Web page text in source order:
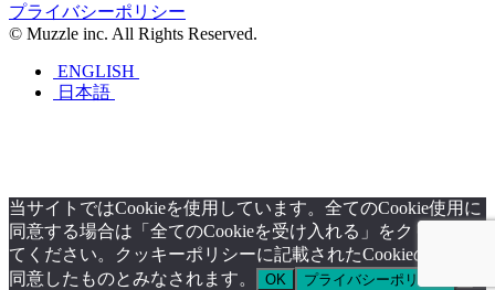
プライバシーポリシー
© Muzzle inc. All Rights Reserved.
ENGLISH
日本語
当サイトではCookieを使用しています。全てのCookie使用に
同意する場合は「全てのCookieを受け入れる」をクリックし
てください。クッキーポリシーに記載されたCookieの使用に
同意したものとみなされます。
OK プライバシーポリシー